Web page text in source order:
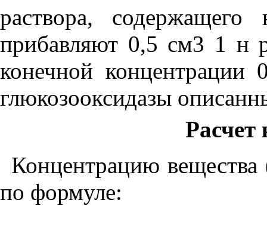
раствора,
прибавляют 0,5 см3 1 н
конечной концентрации
глюкозооксидазы
Расчет
Концентрацию вещества
по формуле: